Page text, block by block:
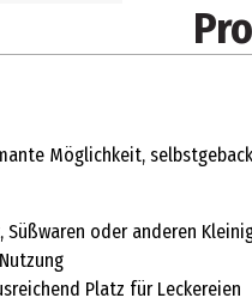
Möglichkeit,
oder anderen
Platz für Leckereien